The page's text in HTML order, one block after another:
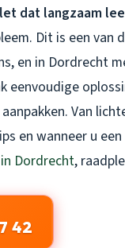
dat langzaam
Dit is een van
en in Dordrecht
eenvoudige
Van
en wanneer u
Dordrecht,
42